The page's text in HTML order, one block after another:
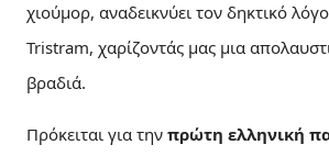
χιούμορ, αναδεικνύει τον δηκτικό
Tristram, χαρίζοντάς μας μια
βραδιά.
Πρόκειται για την πρώτη ελληνική